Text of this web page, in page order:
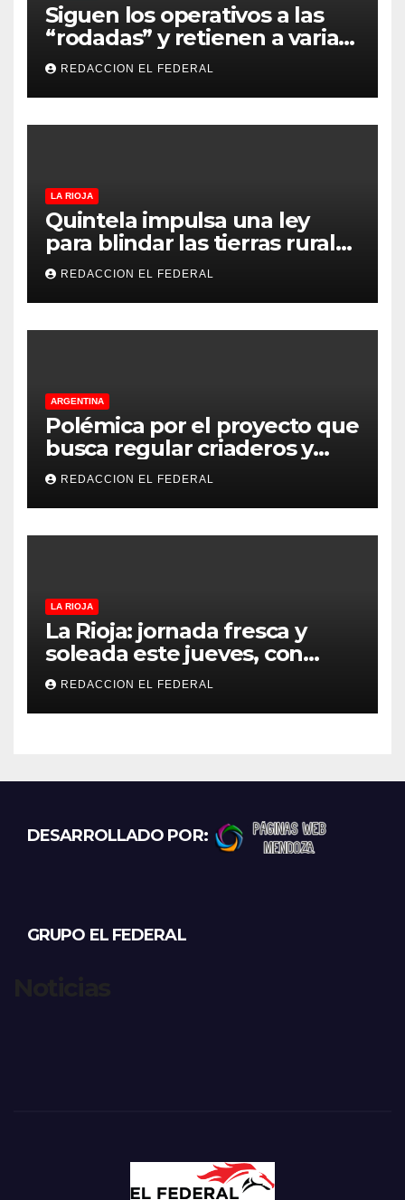
Siguen los operativos a las
“rodadas” y retienen a varias
motocicletas
REDACCION EL FEDERAL
LA RIOJA
Quintela impulsa una ley
para blindar las tierras rurales
de La Rioja: cuáles son los
principales puntos
REDACCION EL FEDERAL
ARGENTINA
Polémica por el proyecto que
busca regular criaderos y
refugios de perros y gatos:
denuncian excesos, mientras
proteccionistas reclaman
controles más duros
REDACCION EL FEDERAL
LA RIOJA
La Rioja: jornada fresca y
soleada este jueves, con
temperaturas estables para
el viernes
REDACCION EL FEDERAL
DESARROLLADO POR:
GRUPO EL FEDERAL